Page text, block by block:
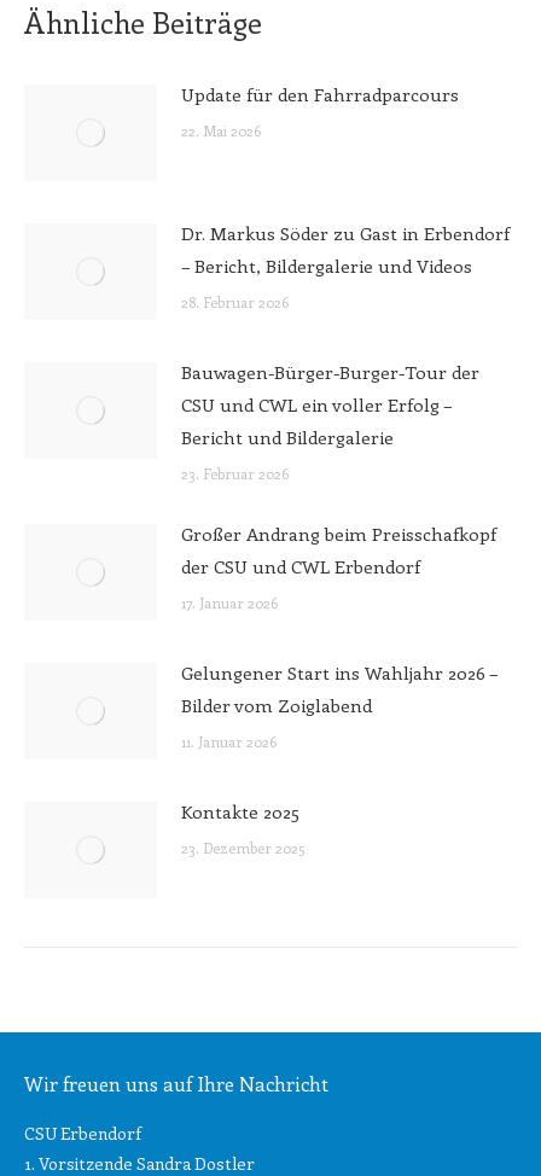
Ähnliche Beiträge
Update für den Fahrradparcours
22. Mai 2026
Dr. Markus Söder zu Gast in Erbendorf
– Bericht, Bildergalerie und Videos
28. Februar 2026
Bauwagen-Bürger-Burger-Tour der
CSU und CWL ein voller Erfolg –
Bericht und Bildergalerie
23. Februar 2026
Großer Andrang beim Preisschafkopf
der CSU und CWL Erbendorf
17. Januar 2026
Gelungener Start ins Wahljahr 2026 –
Bilder vom Zoiglabend
11. Januar 2026
Kontakte 2025
23. Dezember 2025
Wir freuen uns auf Ihre Nachricht
CSU Erbendorf
1. Vorsitzende Sandra Dostler